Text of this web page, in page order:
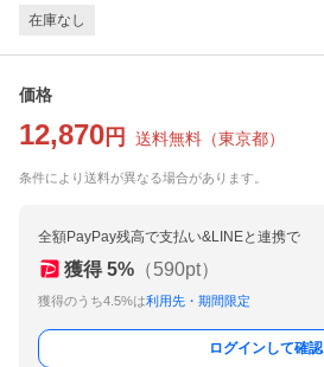
在庫なし
価格
12,870 円 送料無料 （東京都）
条件により送料が異なる場合があります。
全額PayPay残高で支払い&LINEと連携で
獲得 5% （590pt）
獲得のうち4.5%は利用先・期間限定
ログインして確認